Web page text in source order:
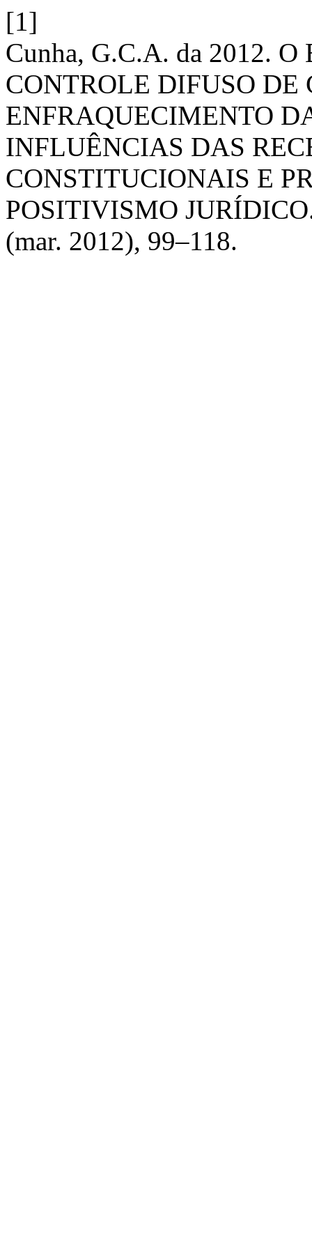
[1]
Cunha, G.C.A. da 2012.
CONTROLE DIFUSO
ENFRAQUECIMENTO
INFLUÊNCIAS DAS
CONSTITUCIONAIS E
POSITIVISMO
(mar. 2012), 99–118.